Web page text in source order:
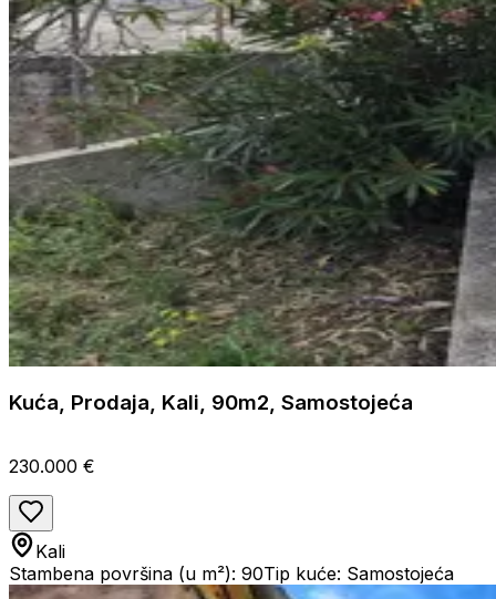
Kuća, Prodaja, Kali, 90m2, Samostojeća
230.000 €
Kali
Stambena površina (u m²): 90Tip kuće: Samostojeća